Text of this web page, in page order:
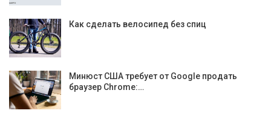
Как сделать велосипед без спиц
Минюст США требует от Google продать
браузер Chrome:…